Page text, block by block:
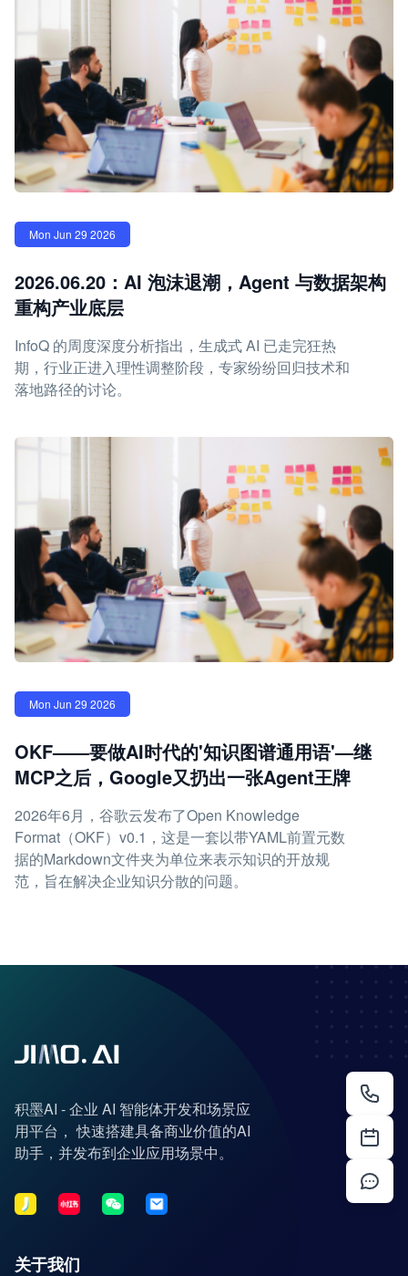
Mon Jun 29 2026
2026.06.20：AI 泡沫退潮，Agent 与数据架构
重构产业底层
InfoQ 的周度深度分析指出，生成式 AI 已走完狂热
期，行业正进入理性调整阶段，专家纷纷回归技术和
落地路径的讨论。
Mon Jun 29 2026
OKF——要做AI时代的'知识图谱通用语'—继
MCP之后，Google又扔出一张Agent王牌
2026年6月，谷歌云发布了Open Knowledge
Format（OKF）v0.1，这是一套以带YAML前置元数
据的Markdown文件夹为单位来表示知识的开放规
范，旨在解决企业知识分散的问题。
积墨AI - 企业 AI 智能体开发和场景应
用平台， 快速搭建具备商业价值的AI
助手，并发布到企业应用场景中。
关于我们